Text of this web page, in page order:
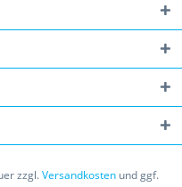
zzgl.Versandkosten und ggf.